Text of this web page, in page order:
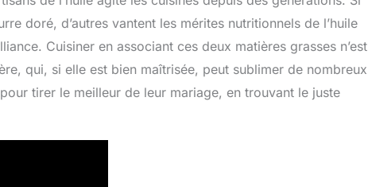
doré, d’autres vantent les mérites nutritionnels de l’huile
Cuisiner en associant ces deux matières grasses n’est
qui, si elle est bien maîtrisée, peut sublimer de nombreux
tirer le meilleur de leur mariage, en trouvant le juste